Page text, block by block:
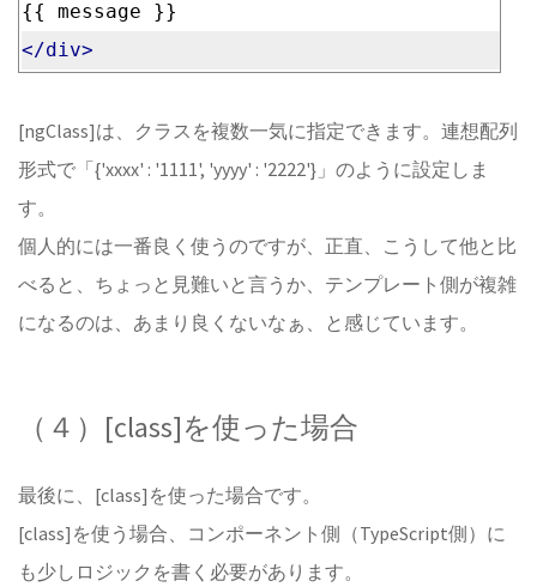
{{ message }}
</div>
[ngClass]は、クラスを複数一気に指定できます。連想配列
形式で「{'xxxx' : '1111', 'yyyy' : '2222'}」のように設定しま
す。
個人的には一番良く使うのですが、正直、こうして他と比
べると、ちょっと見難いと言うか、テンプレート側が複雑
になるのは、あまり良くないなぁ、と感じています。
（４）[class]を使った場合
最後に、[class]を使った場合です。
[class]を使う場合、コンポーネント側（TypeScript側）に
も少しロジックを書く必要があります。